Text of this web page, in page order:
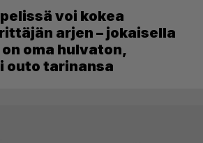
voi kokea
arjen – jokaisella
oma hulvaton,
outo tarinansa